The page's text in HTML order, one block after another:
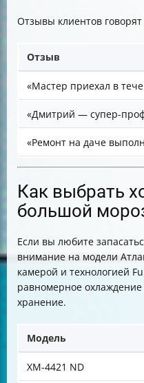
Отзывы клиентов говорят
Отзыв
«Мастер приехал в
«Дмитрий — супер-
«Ремонт на даче
Как выбрать
большой
Если вы любите
внимание на модели
камерой и технологией
равномерное
хранение.
Модель
ХМ-4421 ND